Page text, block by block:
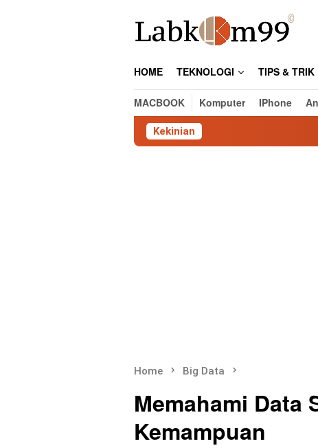
HOME TEKNOLOGI TIPS & TRIK
MACBOOK Komputer IPhone
Kekinian
Home Big Data
Memahami Data
Kemampuan